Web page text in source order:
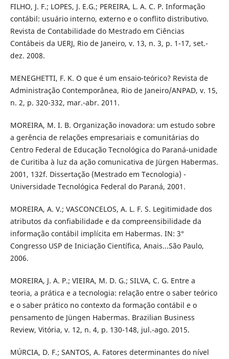
FILHO, J. F.; LOPES, J. E.G.; PEREIRA, L. A. C. P. Informação
contábil: usuário interno, externo e o conflito distributivo.
Revista de Contabilidade do Mestrado em Ciências
Contábeis da UERJ, Rio de Janeiro, v. 13, n. 3, p. 1-17, set.-
dez. 2008.
MENEGHETTI, F. K. O que é um ensaio-teórico? Revista de
Administração Contemporânea, Rio de Janeiro/ANPAD, v. 15,
n. 2, p. 320-332, mar.-abr. 2011.
MOREIRA, M. I. B. Organização inovadora: um estudo sobre
a gerência de relações empresariais e comunitárias do
Centro Federal de Educação Tecnológica do Paraná-unidade
de Curitiba à luz da ação comunicativa de Jürgen Habermas.
2001, 132f. Dissertação (Mestrado em Tecnologia) -
Universidade Tecnológica Federal do Paraná, 2001.
MOREIRA, A. V.; VASCONCELOS, A. L. F. S. Legitimidade dos
atributos da confiabilidade e da compreensibilidade da
informação contábil implícita em Habermas. IN: 3°
Congresso USP de Iniciação Científica, Anais...São Paulo,
2006.
MOREIRA, J. A. P.; VIEIRA, M. D. G.; SILVA, C. G. Entre a
teoria, a prática e a tecnologia: relação entre o saber teórico
e o saber prático no contexto da formação contábil e o
pensamento de Jüngen Habermas. Brazilian Business
Review, Vitória, v. 12, n. 4, p. 130-148, jul.-ago. 2015.
MÚRCIA, D. F.; SANTOS, A. Fatores determinantes do nível